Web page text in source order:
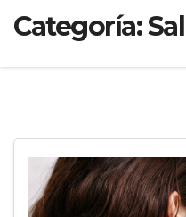
Categoría: